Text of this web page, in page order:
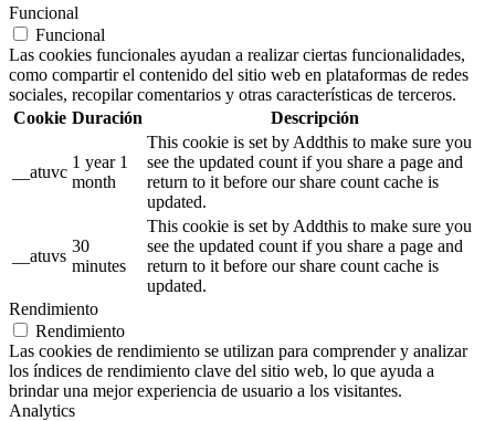
Funcional
Funcional
Las cookies funcionales ayudan a realizar ciertas funcionalidades,
como compartir el contenido del sitio web en plataformas de redes
sociales, recopilar comentarios y otras características de terceros.
Cookie Duración Descripción
__atuvc
1 year 1
month
This cookie is set by Addthis to make sure you
see the updated count if you share a page and
return to it before our share count cache is
updated.
__atuvs
30
minutes
This cookie is set by Addthis to make sure you
see the updated count if you share a page and
return to it before our share count cache is
updated.
Rendimiento
Rendimiento
Las cookies de rendimiento se utilizan para comprender y analizar
los índices de rendimiento clave del sitio web, lo que ayuda a
brindar una mejor experiencia de usuario a los visitantes.
Analytics